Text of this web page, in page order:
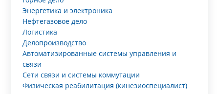
Энергетика и электроника
Нефтегазовое дело
Логистика
Делопроизводство
Автоматизированные системы управления и
связи
Сети связи и системы коммутации
Физическая реабилитация (кинезиоспециалист)